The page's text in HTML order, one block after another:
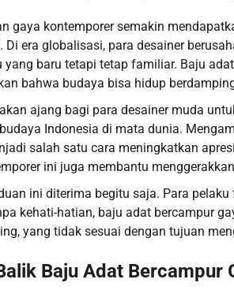
gaya kontemporer semakin
era globalisasi, para desainer
baru tetapi tetap familiar. Baju
bahwa budaya bisa hidup
ajang bagi para desainer muda
Indonesia di mata dunia.
salah satu cara meningkatkan
ini juga membantu
ini diterima begitu saja. Para
kehati-hatian, baju adat bercampur
yang tidak sesuai dengan tujuan
Baju Adat Bercampur